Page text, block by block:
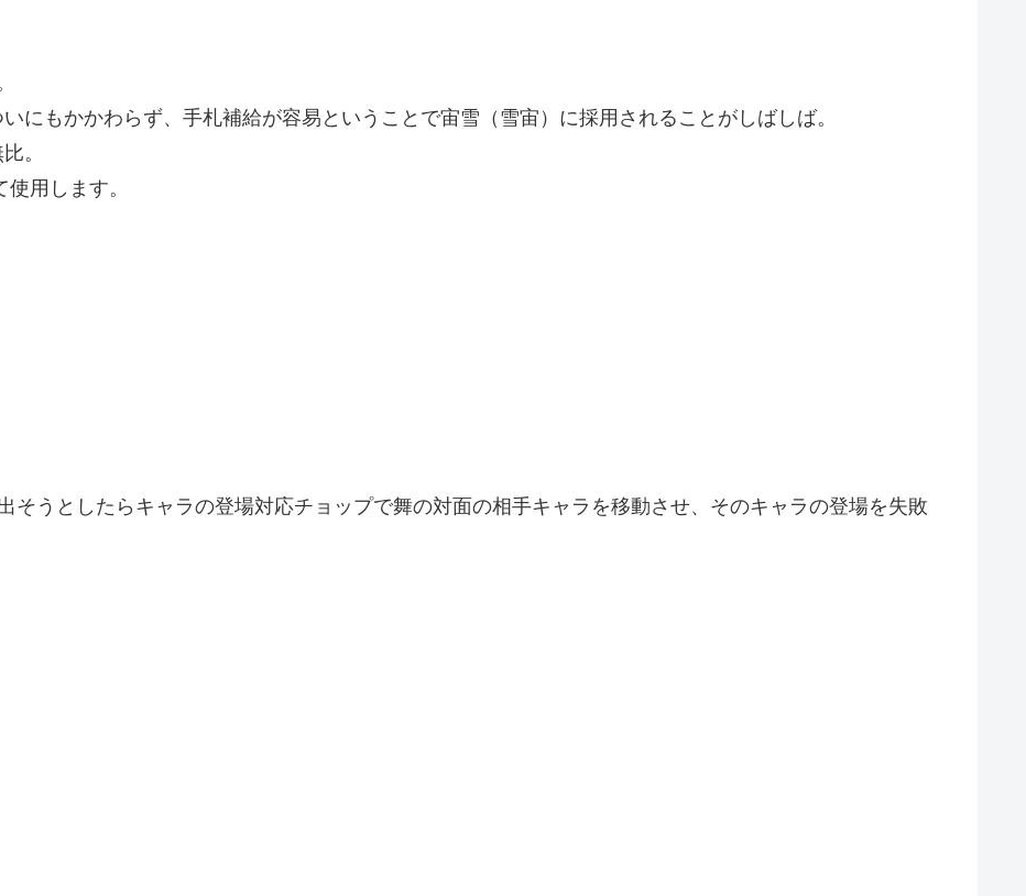
にもかかわらず、手札補給が容易ということで宙雪（雪宙）に採用されることがしばしば。
。
用します。
そうとしたらキャラの登場対応チョップで舞の対面の相手キャラを移動させ、そのキャラの登場を失敗